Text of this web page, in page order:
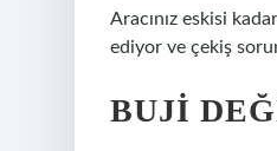
Aracınız eskisi
ediyor ve çekiş
BUJI